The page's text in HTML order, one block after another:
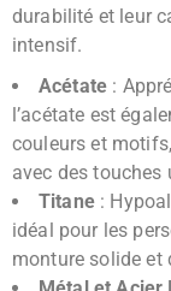
durabilité et leur
intensif.
Acétate :
l’acétate est
couleurs et
avec des touches
Titane:
idéal pour les
monture solide et